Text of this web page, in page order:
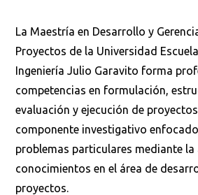
La Maestría en Desarrollo y
Proyectos de la Universidad
Ingeniería Julio Garavito forma
competencias en formulación,
evaluación y ejecución de
componente investigativo
problemas particulares mediante
conocimientos en el área de
proyectos.